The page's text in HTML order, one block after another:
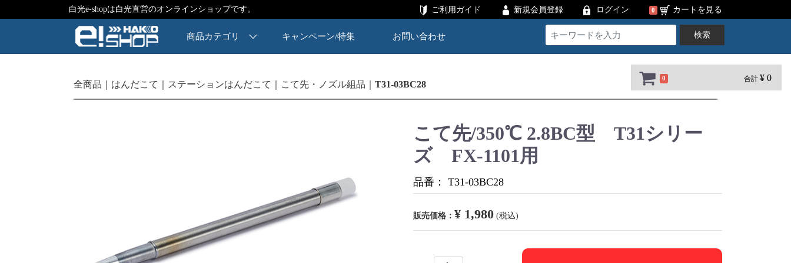
0 合計 ¥ 0
白光e-shopは白光直営のオンラインショップです。 ご利用ガイド 新規会員登録 ログイン 0 カートを見る
商品カテゴリ キャンペーン/特集 お問い合わせ 検索
全商品 はんだこて ステーションはんだこて こて先・ノズル組品 T31-03BC28
こて先/350℃ 2.8BC型 T31シリー
ズ FX-1101用
品番： T31-03BC28
販売価格： ¥ 1,980 (税込)